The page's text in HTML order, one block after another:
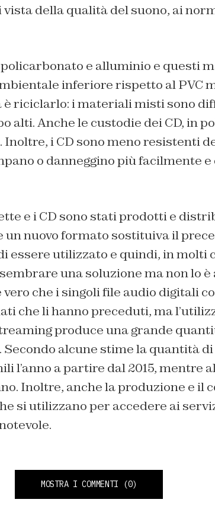
della qualità del suono, ai
e alluminio e questi
inferiore rispetto al PVC
è riciclarlo: i materiali misti sono
alti. Anche le custodie dei CD, in
i CD sono meno resistenti
o danneggino più facilmente
e i CD sono stati prodotti e
un nuovo formato sostituiva il
essere utilizzato e quindi, in molti
una soluzione ma non lo è
che i singoli file audio digitali
che li hanno preceduti, ma
produce una grande
alcune stime la quantità
l’anno a partire dal 2015, mentre
Inoltre, anche la produzione e il
si utilizzano per accedere ai
MOSTRA I COMMENTI (0)